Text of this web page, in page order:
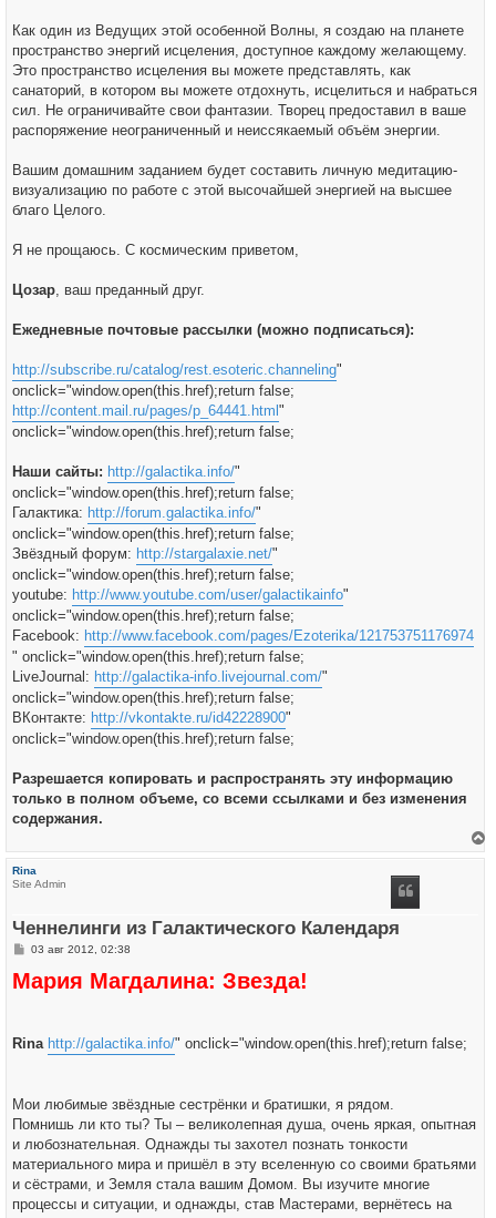
Как один из Ведущих этой особенной Волны, я создаю на планете
пространство энергий исцеления, доступное каждому желающему.
Это пространство исцеления вы можете представлять, как
санаторий, в котором вы можете отдохнуть, исцелиться и набраться
сил. Не ограничивайте свои фантазии. Творец предоставил в ваше
распоряжение неограниченный и неиссякаемый объём энергии.
Вашим домашним заданием будет составить личную медитацию-
визуализацию по работе с этой высочайшей энергией на высшее
благо Целого.
Я не прощаюсь. С космическим приветом,
Цозар, ваш преданный друг.
Ежедневные почтовые рассылки (можно подписаться):
http://subscribe.ru/catalog/rest.esoteric.channeling"
onclick="window.open(this.href);return false;
http://content.mail.ru/pages/p_64441.html "
onclick="window.open(this.href);return false;
Наши сайты: http://galactika.info/"
onclick="window.open(this.href);return false;
Галактика: http://forum.galactika.info/"
onclick="window.open(this.href);return false;
Звёздный форум: http://stargalaxie.net/"
onclick="window.open(this.href);return false;
youtube: http://www.youtube.com/user/galactikainfo"
onclick="window.open(this.href);return false;
Facebook: http://www.facebook.com/pages/Ezoterika/121753751176974
" onclick="window.open(this.href);return false;
LiveJournal: http://galactika-info.livejournal.com/"
onclick="window.open(this.href);return false;
ВКонтакте: http://vkontakte.ru/id42228900"
onclick="window.open(this.href);return false;
Разрешается копировать и распространять эту информацию
только в полном объеме, со всеми ссылками и без изменения
содержания.
Rina
Site Admin
Ченнелинги из Галактического Календаря
С
о
б
и
03 авг 2012, 02:38
Мария Магдалина: Звезда!
Rina http://galactika.info/" onclick="window.open(this.href);return false;
Мои любимые звёздные сестрёнки и братишки, я рядом.
Помнишь ли кто ты? Ты – великолепная душа, очень яркая, опытная
и любознательная. Однажды ты захотел познать тонкости
материального мира и пришёл в эту вселенную со своими братьями
и сёстрами, и Земля стала вашим Домом. Вы изучите многие
процессы и ситуации, и однажды, став Мастерами, вернётесь на